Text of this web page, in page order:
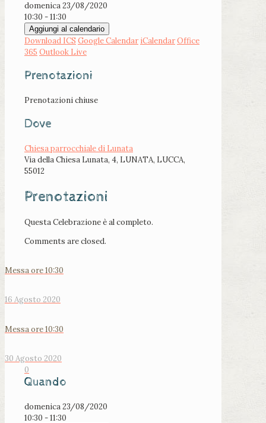
domenica 23/08/2020
10:30 - 11:30
Aggiungi al calendario
Download ICS Google Calendar iCalendarOffice
365 Outlook Live
Prenotazioni
Prenotazioni chiuse
Dove
Chiesa parrocchiale di Lunata
Via della Chiesa Lunata, 4, LUNATA, LUCCA,
55012
Prenotazioni
Questa Celebrazione è al completo.
Comments are closed.
Messa ore 10:30
16 Agosto 2020
Messa ore 10:30
30 Agosto 2020
0
Quando
domenica 23/08/2020
10:30 - 11:30